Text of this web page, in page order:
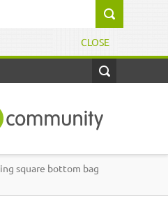
CLOSE
square bottom bag